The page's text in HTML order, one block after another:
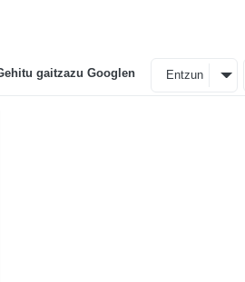
gaitzazu Googlen Entzun